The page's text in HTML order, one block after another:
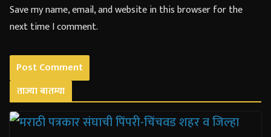
Save my name, email, and website in this browser for the
next time I comment.
ताज्या बातम्या